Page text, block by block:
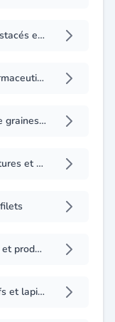
Commerce de gros de poissons, crustacés et coquillages
Commerce de gros de produits pharmaceutiques et parapharmaceutiques, matériel et instruments médico-chirurgicaux, leurs accessoires, pièces détachées et consommables
Commerce de gros de semences, de graines, plants et autres produits horticoles
Commerce de gros de tapis, couvertures et autres articles similaires à base de matières textiles
Commerce de gros de tout matériel et produits liés au domaine de la télécommunication, radiocommunication et la téléphonie, leurs accessoires et pièces détachées
Commerce de gros de volailles, œufs et lapins